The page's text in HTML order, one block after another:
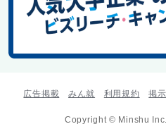
広告掲載 みん就 利用規約 掲
Copyright © Minshu